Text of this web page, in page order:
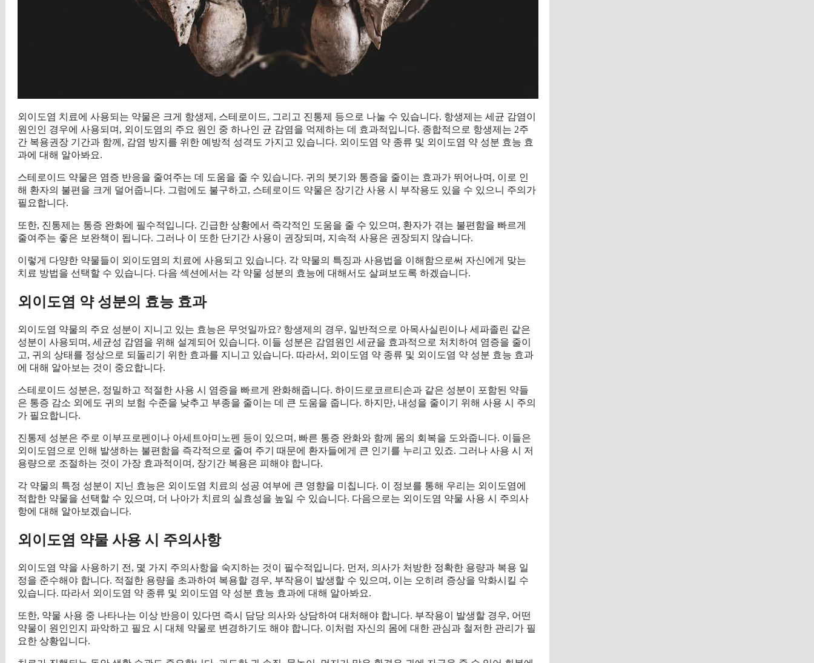
외이도염 치료에 사용되는 약물은 크게 항생제, 스테로이드, 그리고 진통제 등으로 나눌 수 있습니다. 항생제는 세균 감염이
원인인 경우에 사용되며, 외이도염의 주요 원인 중 하나인 균 감염을 억제하는 데 효과적입니다. 종합적으로 항생제는 2주
간 복용권장 기간과 함께, 감염 방지를 위한 예방적 성격도 가지고 있습니다. 외이도염 약 종류 및 외이도염 약 성분 효능 효
과에 대해 알아봐요.
스테로이드 약물은 염증 반응을 줄여주는 데 도움을 줄 수 있습니다. 귀의 붓기와 통증을 줄이는 효과가 뛰어나며, 이로 인
해 환자의 불편을 크게 덜어줍니다. 그럼에도 불구하고, 스테로이드 약물은 장기간 사용 시 부작용도 있을 수 있으니 주의가
필요합니다.
또한, 진통제는 통증 완화에 필수적입니다. 긴급한 상황에서 즉각적인 도움을 줄 수 있으며, 환자가 겪는 불편함을 빠르게
줄여주는 좋은 보완책이 됩니다. 그러나 이 또한 단기간 사용이 권장되며, 지속적 사용은 권장되지 않습니다.
이렇게 다양한 약물들이 외이도염의 치료에 사용되고 있습니다. 각 약물의 특징과 사용법을 이해함으로써 자신에게 맞는
치료 방법을 선택할 수 있습니다. 다음 섹션에서는 각 약물 성분의 효능에 대해서도 살펴보도록 하겠습니다.
외이도염 약 성분의 효능 효과
외이도염 약물의 주요 성분이 지니고 있는 효능은 무엇일까요? 항생제의 경우, 일반적으로 아목사실린이나 세파졸린 같은
성분이 사용되며, 세균성 감염을 위해 설계되어 있습니다. 이들 성분은 감염원인 세균을 효과적으로 처치하여 염증을 줄이
고, 귀의 상태를 정상으로 되돌리기 위한 효과를 지니고 있습니다. 따라서, 외이도염 약 종류 및 외이도염 약 성분 효능 효과
에 대해 알아보는 것이 중요합니다.
스테로이드 성분은, 정밀하고 적절한 사용 시 염증을 빠르게 완화해줍니다. 하이드로코르티손과 같은 성분이 포함된 약들
은 통증 감소 외에도 귀의 보험 수준을 낮추고 부종을 줄이는 데 큰 도움을 줍니다. 하지만, 내성을 줄이기 위해 사용 시 주의
가 필요합니다.
진통제 성분은 주로 이부프로펜이나 아세트아미노펜 등이 있으며, 빠른 통증 완화와 함께 몸의 회복을 도와줍니다. 이들은
외이도염으로 인해 발생하는 불편함을 즉각적으로 줄여 주기 때문에 환자들에게 큰 인기를 누리고 있죠. 그러나 사용 시 저
용량으로 조절하는 것이 가장 효과적이며, 장기간 복용은 피해야 합니다.
각 약물의 특정 성분이 지닌 효능은 외이도염 치료의 성공 여부에 큰 영향을 미칩니다. 이 정보를 통해 우리는 외이도염에
적합한 약물을 선택할 수 있으며, 더 나아가 치료의 실효성을 높일 수 있습니다. 다음으로는 외이도염 약물 사용 시 주의사
항에 대해 알아보겠습니다.
외이도염 약물 사용 시 주의사항
외이도염 약을 사용하기 전, 몇 가지 주의사항을 숙지하는 것이 필수적입니다. 먼저, 의사가 처방한 정확한 용량과 복용 일
정을 준수해야 합니다. 적절한 용량을 초과하여 복용할 경우, 부작용이 발생할 수 있으며, 이는 오히려 증상을 악화시킬 수
있습니다. 따라서 외이도염 약 종류 및 외이도염 약 성분 효능 효과에 대해 알아봐요.
또한, 약물 사용 중 나타나는 이상 반응이 있다면 즉시 담당 의사와 상담하여 대처해야 합니다. 부작용이 발생할 경우, 어떤
약물이 원인인지 파악하고 필요 시 대체 약물로 변경하기도 해야 합니다. 이처럼 자신의 몸에 대한 관심과 철저한 관리가 필
요한 상황입니다.